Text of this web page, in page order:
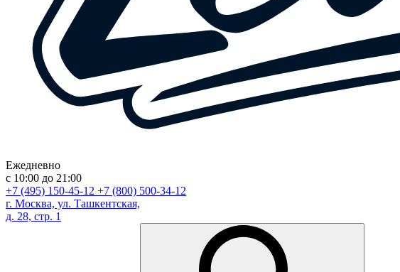
Ежедневно
с 10:00 до 21:00
+7 (495) 150-45-12 +7 (800) 500-34-12
г. Москва, ул. Ташкентская,
д. 28, стр. 1